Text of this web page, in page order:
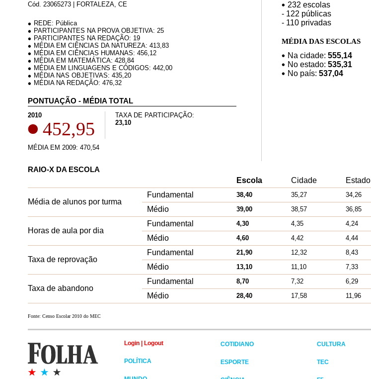
Cód. 23065273 | FORTALEZA, CE
REDE: Pública
PARTICIPANTES NA PROVA OBJETIVA: 25
PARTICIPANTES NA REDAÇÃO: 19
MÉDIA EM CIÊNCIAS DA NATUREZA: 413,83
MÉDIA EM CIÊNCIAS HUMANAS: 456,12
MÉDIA EM MATEMÁTICA: 428,84
MÉDIA EM LINGUAGENS E CÓDIGOS: 442,00
MÉDIA NAS OBJETIVAS: 435,20
MÉDIA NA REDAÇÃO: 476,32
PONTUAÇÃO - MÉDIA TOTAL
2010
452,95
TAXA DE PARTICIPAÇÃO:
23,10
MÉDIA EM 2009: 470,54
232 escolas
- 122 públicas
- 110 privadas
MÉDIA DAS ESCOLAS
Na cidade: 555,14
No estado: 535,31
No país: 537,04
RAIO-X DA ESCOLA
Escola
Cidade Estado
Média de alunos por turma
Fundamental 38,40 35,27 34,26
Médio 39,00 38,57 36,85
Horas de aula por dia
Fundamental 4,30 4,35 4,24
Médio 4,60 4,42 4,44
Taxa de reprovação
Fundamental 21,90 12,32 8,43
Médio 13,10 11,10 7,33
Taxa de abandono
Fundamental 8,70 7,32 6,29
Médio 28,40 17,58 11,96
Fonte: Censo Escolar 2010 do MEC
Login Logout
POLÍTICA
COTIDIANO
ESPORTE
CULTURA
TEC